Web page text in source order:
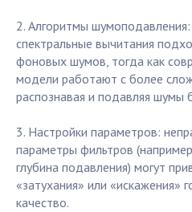
2. Алгоритмы шумоподавления:
спектральные вычитания
фоновых шумов, тогда как
модели работают с более
распознавая и подавляя шумы
3. Настройки параметров:
параметры фильтров
глубина подавления) могут
«затухания» или «искажения»
качество.